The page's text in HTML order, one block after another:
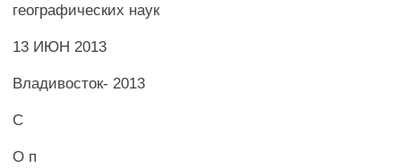
географических наук
13 ИЮН 2013
Владивосток- 2013
С
О п